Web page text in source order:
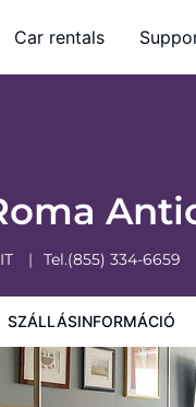
Car rentals
IT Tel.(855) 334-6659
SZÁLLÁSINFORMÁCIÓ
szabályzata